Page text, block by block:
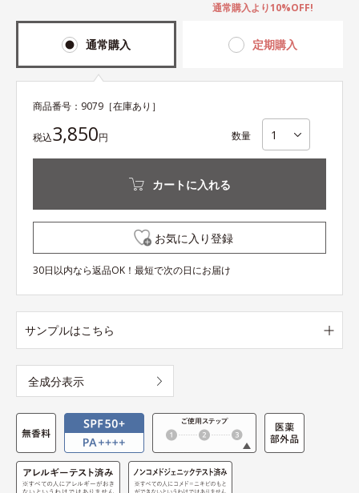
通常購入 定期購入
通常購入より10%OFF!
商品番号： 9079 ［在庫あり］
税込3,850円 数量
カートに入れる
お気に入り登録
30日以内なら返品OK！最短で次の日にお届け
サンプルはこちら
全成分表示